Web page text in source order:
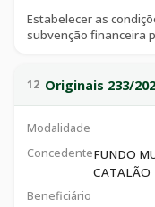
Estabelecer as
subvenção financeira
financeira para escola
finalidade de
segundo piso, onde
em média 120
conforme plano de
12 Originais 233/
Modalidade
ConcedenteFUNDO
CATALÃO
Beneficiário